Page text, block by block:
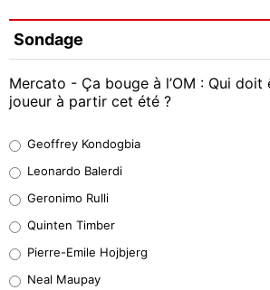
Sondage
Mercato - Ça bouge à l’OM : Qui
joueur à partir cet été ?
38%
32%
5%
Geoffrey Kondogbia
Leonardo Balerdi
Geronimo Rulli
Quinten Timber
Pierre-Emile Hojbjerg
Neal Maupay